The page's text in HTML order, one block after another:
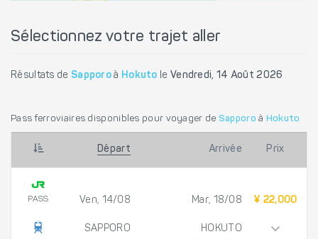
Sélectionnez votre trajet aller
Résultats de Sapporo à Hokuto le Vendredi, 14 Août 2026
Pass ferroviaires disponibles pour voyager de Sapporo à Hokuto
Départ Arrivée Prix
PASS Ven, 14/08
SAPPORO
Mar, 18/08
HOKUTO
¥ 22,000